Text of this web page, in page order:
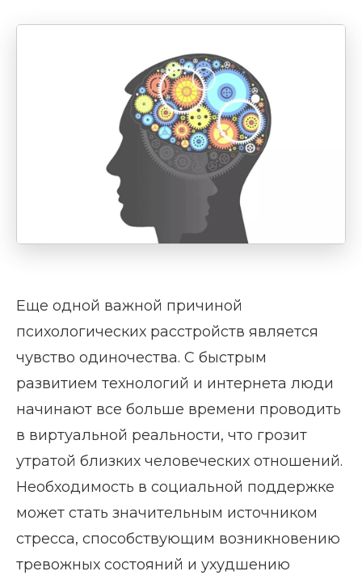
Еще одной важной причиной
психологических расстройств является
чувство одиночества. С быстрым
развитием технологий и интернета люди
начинают все больше времени проводить
в виртуальной реальности, что грозит
утратой близких человеческих отношений.
Необходимость в социальной поддержке
может стать значительным источником
стресса, способствующим возникновению
тревожных состояний и ухудшению